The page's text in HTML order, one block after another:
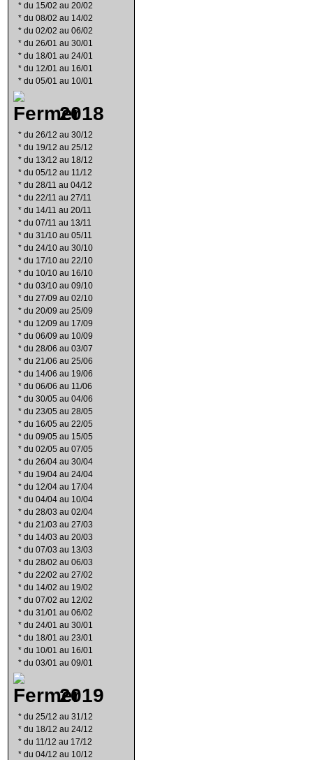
* du 15/02 au 20/02
* du 08/02 au 14/02
* du 02/02 au 06/02
* du 26/01 au 30/01
* du 18/01 au 24/01
* du 12/01 au 16/01
* du 05/01 au 10/01
2018
* du 26/12 au 30/12
* du 19/12 au 25/12
* du 13/12 au 18/12
* du 05/12 au 11/12
* du 28/11 au 04/12
* du 22/11 au 27/11
* du 14/11 au 20/11
* du 07/11 au 13/11
* du 31/10 au 05/11
* du 24/10 au 30/10
* du 17/10 au 22/10
* du 10/10 au 16/10
* du 03/10 au 09/10
* du 27/09 au 02/10
* du 20/09 au 25/09
* du 12/09 au 17/09
* du 06/09 au 10/09
* du 28/06 au 03/07
* du 21/06 au 25/06
* du 14/06 au 19/06
* du 06/06 au 11/06
* du 30/05 au 04/06
* du 23/05 au 28/05
* du 16/05 au 22/05
* du 09/05 au 15/05
* du 02/05 au 07/05
* du 26/04 au 30/04
* du 19/04 au 24/04
* du 12/04 au 17/04
* du 04/04 au 10/04
* du 28/03 au 02/04
* du 21/03 au 27/03
* du 14/03 au 20/03
* du 07/03 au 13/03
* du 28/02 au 06/03
* du 22/02 au 27/02
* du 14/02 au 19/02
* du 07/02 au 12/02
* du 31/01 au 06/02
* du 24/01 au 30/01
* du 18/01 au 23/01
* du 10/01 au 16/01
* du 03/01 au 09/01
2019
* du 25/12 au 31/12
* du 18/12 au 24/12
* du 11/12 au 17/12
* du 04/12 au 10/12